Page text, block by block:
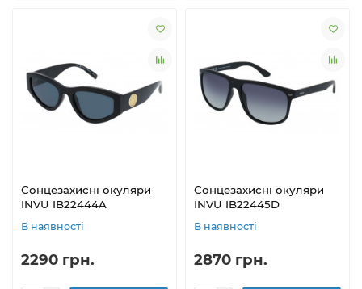
Сонцезахисні окуляри
INVU IB22444A
В наявності
2290 грн.
Сонцезахисні окуляри
INVU IB22445D
В наявності
2870 грн.